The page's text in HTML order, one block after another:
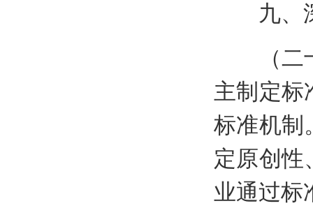
九、深
（二十
主制定标
标准机制
定原创性
业通过标